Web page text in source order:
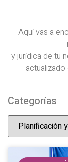
Aquí vas a
y jurídica de tu
Categorías